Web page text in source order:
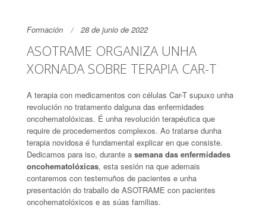
Formación 28 de junio de 2022
ASOTRAME ORGANIZA UNHA
XORNADA SOBRE TERAPIA CAR-T
A terapia con medicamentos con células Car-T supuxo unha
revolución no tratamento dalguna das enfermidades
oncohematolóxicas. É unha revolución terapéutica que
require de procedementos complexos. Ao tratarse dunha
terapia novidosa é fundamental explicar en que consiste.
Dedicamos para iso, durante a semana das enfermidades
oncohematolóxicas, esta sesión na que ademais
contaremos con testemuños de pacientes e unha
presentación do traballo de ASOTRAME con pacientes
oncohematolóxicos e as súas familias.